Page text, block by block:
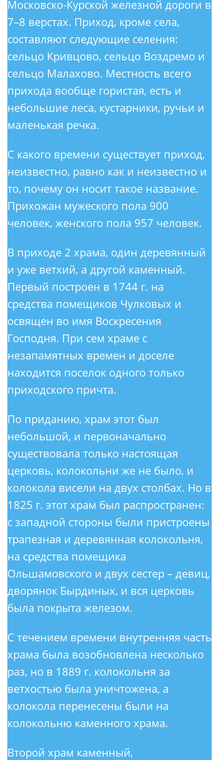
Московско-Курской железной дороги в
7–8 верстах. Приход, кроме села,
составляют следующие селения:
сельцо Кривцово, сельцо Воздремо и
сельцо Малахово. Местность всего
прихода вообще гористая, есть и
небольшие леса, кустарники, ручьи и
маленькая речка.
С какого времени существует приход,
неизвестно, равно как и неизвестно и
то, почему он носит такое название.
Прихожан мужеского пола 900
человек, женского пола 957 человек.
В приходе 2 храма, один деревянный
и уже ветхий, а другой каменный.
Первый построен в 1744 г. на
средства помещиков Чулковых и
освящен во имя Воскресения
Господня. При сем храме с
незапамятных времен и доселе
находится поселок одного только
приходского причта.
По приданию, храм этот был
небольшой, и первоначально
существовала только настоящая
церковь, колокольни же не было, и
колокола висели на двух столбах. Но в
1825 г. этот храм был распространен:
с западной стороны были пристроены
трапезная и деревянная колокольня,
на средства помещика
Ольшамовского и двух сестер – девиц,
дворянок Бырдиных, и вся церковь
была покрыта железом.
С течением времени внутренняя часть
храма была возобновлена несколько
раз, но в 1889 г. колокольня за
ветхостью была уничтожена, а
колокола перенесены были на
колокольню каменного храма.
Второй храм каменный,